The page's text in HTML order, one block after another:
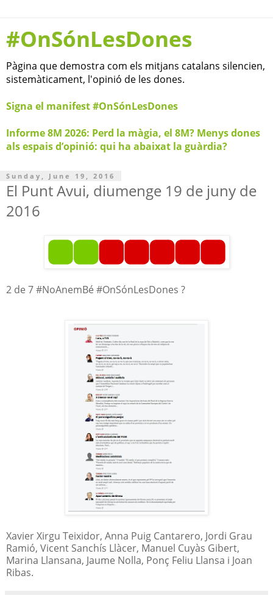
#OnSónLesDones
Pàgina que demostra com els mitjans catalans silencien,
sistemàticament, l'opinió de les dones.
Signa el manifest #OnSónLesDones
Informe 8M 2026: Perd la màgia, el 8M? Menys dones
als espais d’opinió: qui ha abaixat la guàrdia?
Sunday, June 19, 2016
El Punt Avui, diumenge 19 de juny de
2016
2 de 7 #NoAnemBé #OnSónLesDones ?
Xavier Xirgu Teixidor, Anna Puig Cantarero, Jordi Grau
Ramió, Vicent Sanchís Llàcer, Manuel Cuyàs Gibert,
Marina Llansana, Jaume Nolla, Ponç Feliu Llansa i Joan
Ribas.